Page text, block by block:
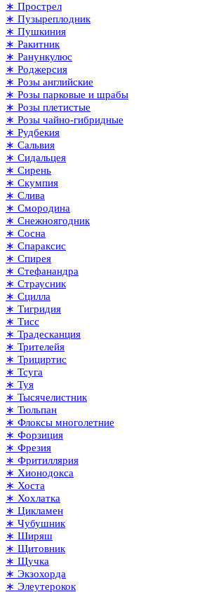
∗ Прострел
∗ Пузыреплодник
∗ Пушкиния
∗ Ракитник
∗ Ранункулюс
∗ Роджерсия
∗ Розы английские
∗ Розы парковые и шрабы
∗ Розы плетистые
∗ Розы чайно-гибридные
∗ Рудбекия
∗ Сальвия
∗ Сидальцея
∗ Сирень
∗ Скумпия
∗ Слива
∗ Смородина
∗ Снежноягодник
∗ Сосна
∗ Спараксис
∗ Спирея
∗ Стефанандра
∗ Страусник
∗ Сцилла
∗ Тигридия
∗ Тисс
∗ Традесканция
∗ Трителейя
∗ Трициртис
∗ Тсуга
∗ Туя
∗ Тысячелистник
∗ Тюльпан
∗ Флоксы многолетние
∗ Форзиция
∗ Фрезия
∗ Фритиллярия
∗ Хионодокса
∗ Хоста
∗ Хохлатка
∗ Цикламен
∗ Чубушник
∗ Ширяш
∗ Щитовник
∗ Щучка
∗ Экзохорда
∗ Элеутерокок